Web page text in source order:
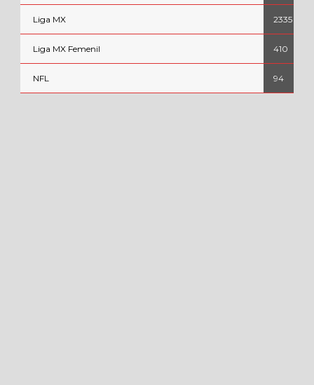
Liga MX 2335
Liga MX Femenil 410
NFL 94